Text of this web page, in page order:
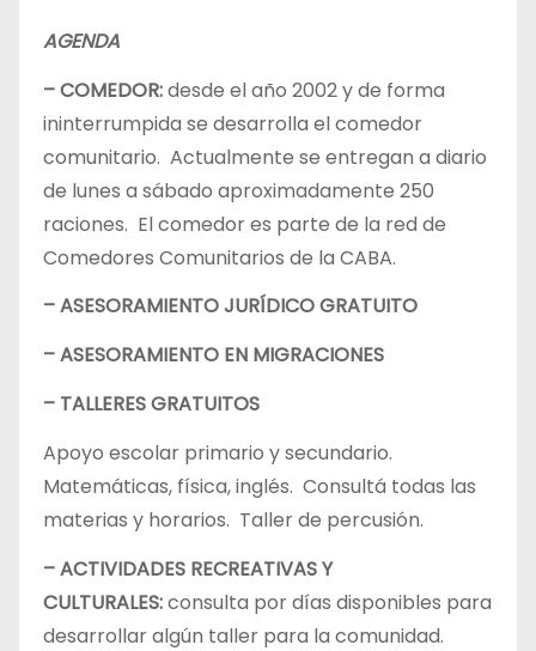
AGENDA
– COMEDOR:desde el año 2002 y de forma
ininterrumpida se desarrolla el comedor
comunitario. Actualmente se entregan a diario
de lunes a sábado aproximadamente 250
raciones. El comedor es parte de la red de
Comedores Comunitarios de la CABA.
– ASESORAMIENTO JURÍDICO GRATUITO
– ASESORAMIENTO EN MIGRACIONES
– TALLERES GRATUITOS
Apoyo escolar primario y secundario.
Matemáticas, física, inglés. Consultá todas las
materias y horarios. Taller de percusión.
– ACTIVIDADES RECREATIVAS Y
CULTURALES:consulta por días disponibles para
desarrollar algún taller para la comunidad.